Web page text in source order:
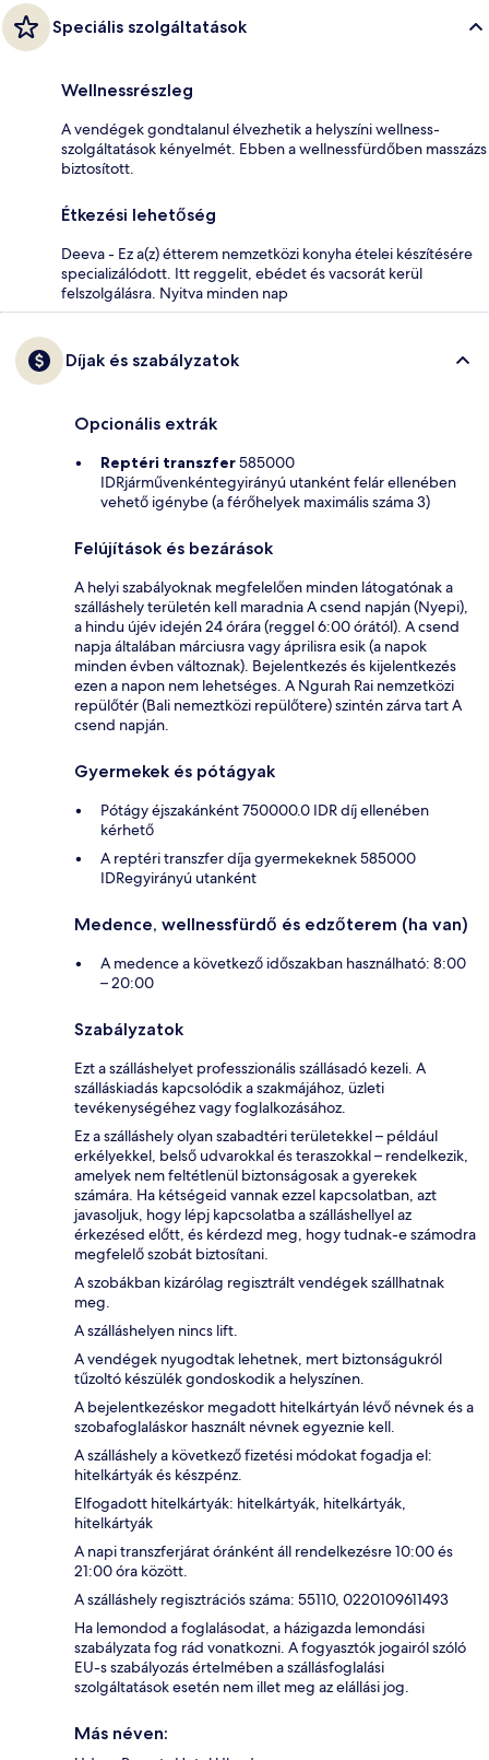
Speciális szolgáltatások
Wellnessrészleg
A vendégek gondtalanul élvezhetik a helyszíni wellness-
szolgáltatások kényelmét. Ebben a wellnessfürdőben masszázs
biztosított.
Étkezési lehetőség
Deeva - Ez a(z) étterem nemzetközi konyha ételei készítésére
specializálódott. Itt reggelit, ebédet és vacsorát kerül
felszolgálásra. Nyitva minden nap
Díjak és szabályzatok
Opcionális extrák
Reptéri transzfer585000
IDRjárművenkéntegyirányú utanként felár ellenében
vehető igénybe (a férőhelyek maximális száma 3)
Felújítások és bezárások
A helyi szabályoknak megfelelően minden látogatónak a
szálláshely területén kell maradnia A csend napján (Nyepi),
a hindu újév idején 24 órára (reggel 6:00 órától). A csend
napja általában márciusra vagy áprilisra esik (a napok
minden évben változnak). Bejelentkezés és kijelentkezés
ezen a napon nem lehetséges. A Ngurah Rai nemzetközi
repülőtér (Bali nemeztközi repülőtere) szintén zárva tart A
csend napján.
Gyermekek és pótágyak
Pótágy éjszakánként 750000.0 IDR díj ellenében
kérhető
A reptéri transzfer díja gyermekeknek 585000
IDRegyirányú utanként
Medence, wellnessfürdő és edzőterem (ha van)
A medence a következő időszakban használható: 8:00
– 20:00
Szabályzatok
Ezt a szálláshelyet professzionális szállásadó kezeli. A
szálláskiadás kapcsolódik a szakmájához, üzleti
tevékenységéhez vagy foglalkozásához.
Ez a szálláshely olyan szabadtéri területekkel – például
erkélyekkel, belső udvarokkal és teraszokkal – rendelkezik,
amelyek nem feltétlenül biztonságosak a gyerekek
számára. Ha kétségeid vannak ezzel kapcsolatban, azt
javasoljuk, hogy lépj kapcsolatba a szálláshellyel az
érkezésed előtt, és kérdezd meg, hogy tudnak-e számodra
megfelelő szobát biztosítani.
A szobákban kizárólag regisztrált vendégek szállhatnak
meg.
A szálláshelyen nincs lift.
A vendégek nyugodtak lehetnek, mert biztonságukról
tűzoltó készülék gondoskodik a helyszínen.
A bejelentkezéskor megadott hitelkártyán lévő névnek és a
szobafoglaláskor használt névnek egyeznie kell.
A szálláshely a következő fizetési módokat fogadja el:
hitelkártyák és készpénz.
Elfogadott hitelkártyák: hitelkártyák, hitelkártyák,
hitelkártyák
A napi transzferjárat óránként áll rendelkezésre 10:00 és
21:00 óra között.
A szálláshely regisztrációs száma: 55110, 0220109611493
Ha lemondod a foglalásodat, a házigazda lemondási
szabályzata fog rád vonatkozni. A fogyasztók jogairól szóló
EU-s szabályozás értelmében a szállásfoglalási
szolgáltatások esetén nem illet meg az elállási jog.
Más néven: